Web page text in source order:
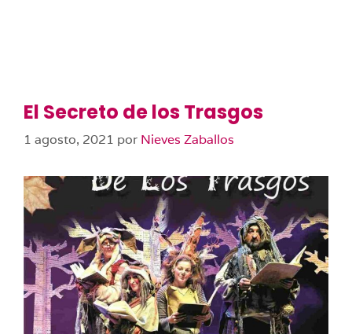
El Secreto de los Trasgos
1 agosto, 2021 por Nieves Zaballos